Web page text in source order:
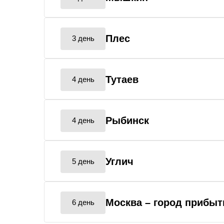
3 день Плес
4 день Тутаев
4 день Рыбинск
5 день Углич
6 день Москва – город